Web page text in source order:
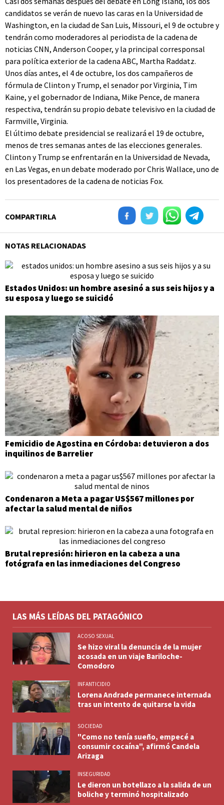
candidatos se verán de nuevo las caras en la Universidad de
Washington, en la ciudad de San Luis, Missouri, el 9 de octubre y
tendrán como moderadores al periodista de la cadena de
noticias CNN, Anderson Cooper, y la principal corresponsal
para política exterior de la cadena ABC, Martha Raddatz.
Unos días antes, el 4 de octubre, los dos campañeros de
fórmula de Clinton y Trump, el senador por Virginia, Tim
Kaine, y el gobernador de Indiana, Mike Pence, de manera
respectiva, tendrán su propio debate televisivo en la ciudad de
Farmville, Virginia.
El último debate presidencial se realizará el 19 de octubre,
menos de tres semanas antes de las elecciones generales.
Clinton y Trump se enfrentarán en la Universidad de Nevada,
en Las Vegas, en un debate moderado por Chris Wallace, uno de
los presentadores de la cadena de noticias Fox.
COMPARTIRLA
NOTAS RELACIONADAS
Estados Unidos: un hombre asesinó a sus seis hijos y a
su esposa y luego se suicidó
Femicidio de Agostina en Córdoba: detuvieron a dos
inquilinos de Barrelier
Condenaron a Meta a pagar US$567 millones por
afectar la salud mental de niños
Brutal represión: hirieron en la cabeza a una
fotógrafa en las inmediaciones del Congreso
LAS MÁS LEÍDAS DEL PATAGÓNICO
ACOSO SEXUAL
Se hizo viral la denuncia de la mujer
acosada en un viaje Bariloche-
Comodoro
INFANTICIDIO
Lorena Andrade permanece internada
tras un intento de quitarse la vida
SOCIEDAD
"Como no tenía sueño, empecé a
consumir cocaína", afirmó Candela
Arizaga
INSEGURIDAD
Le dieron un botellazo a la salida de un
boliche y terminó hospitalizado